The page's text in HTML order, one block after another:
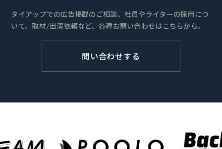
タイアップでの広告掲載のご相談、社員やライターの採用につ
いて、取材/出演依頼など、各種お問い合わせはこちらから。
問い合わせする